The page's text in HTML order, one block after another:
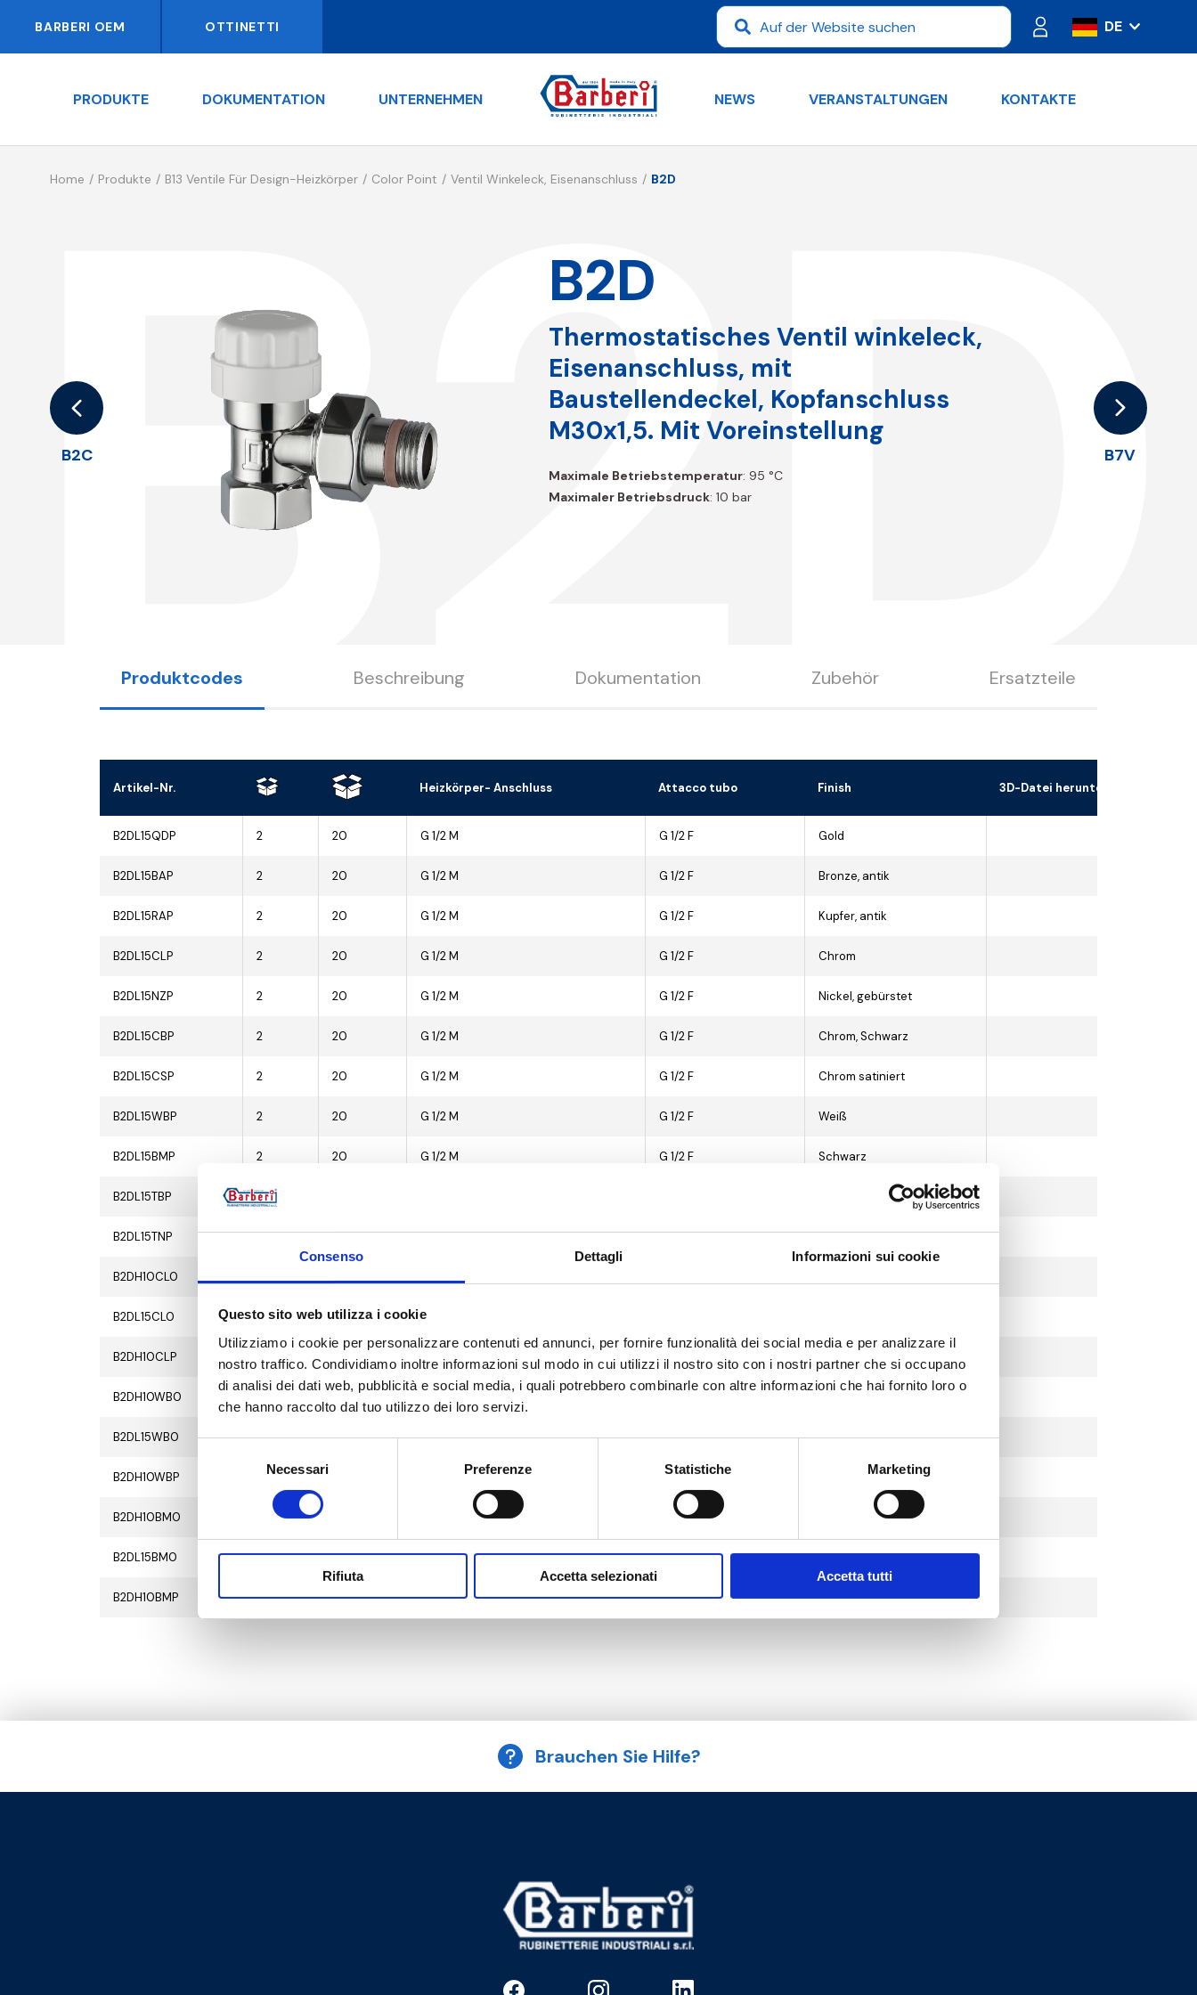
Consenso Dettagli Informazioni sui cookie
Questo sito web utilizza i cookie
Utilizziamo i cookie per personalizzare contenuti ed annunci, per fornire funzionalità dei social media e per analizzare il
nostro traffico. Condividiamo inoltre informazioni sul modo in cui utilizzi il nostro sito con i nostri partner che si occupano
di analisi dei dati web, pubblicità e social media, i quali potrebbero combinarle con altre informazioni che hai fornito loro o
che hanno raccolto dal tuo utilizzo dei loro servizi.
Necessari Preferenze Statistiche Marketing
Rifiuta Accetta selezionati Accetta tutti
BARBERI OEM OTTINETTI
DE
IT
PT
PRODUKTE DOKUMENTATION UNTERNEHMEN NEWS VERANSTALTUNGEN KONTAKTE
Home Produkte B13 Ventile Für Design-Heizkörper Color Point Ventil Winkeleck, Eisenanschluss B2D
B2D
B2C B7V
B2D
Thermostatisches Ventil winkeleck,
Eisenanschluss, mit
Baustellendeckel, Kopfanschluss
M30x1,5. Mit Voreinstellung
Maximale Betriebstemperatur: 95 °C
Maximaler Betriebsdruck: 10 bar
Produktcodes Beschreibung Dokumentation Zubehör Ersatzteile
Artikel-Nr. Heizkörper- Anschluss Attacco tubo Finish 3D-Datei herunterladen
B2DL15QDP 2 20 G 1/2 M G 1/2 F Gold
B2DL15BAP 2 20 G 1/2 M G 1/2 F Bronze, antik
B2DL15RAP 2 20 G 1/2 M G 1/2 F Kupfer, antik
B2DL15CLP 2 20 G 1/2 M G 1/2 F Chrom
B2DL15NZP 2 20 G 1/2 M G 1/2 F Nickel, gebürstet
B2DL15CBP 2 20 G 1/2 M G 1/2 F Chrom, Schwarz
B2DL15CSP 2 20 G 1/2 M G 1/2 F Chrom satiniert
B2DL15WBP 2 20 G 1/2 M G 1/2 F Weiß
B2DL15BMP 2 20 G 1/2 M G 1/2 F Schwarz
B2DL15TBP 2
B2DL15TNP 2 20 G 1/2 M G 1/2 F Voll schwarz
B2DH10CL0
B2DL15CL0 2 20 G 1/2 M
B2DH10CLP 2 20 G 3/8 M G 3/8 F Chrom
B2DH10WB0
B2DL15WB0 2 20 G 1/2 M G 1/2 F Weiß
B2DH10WBP G 3/8 F
B2DH10BM0 G 3/8 F
B2DL15BM0 2 20 G 1/2 M G 1/2 F Schwarz
B2DH10BMP 2 20 G 3/8 M G 3/8 F Schwarz
Brauchen Sie Hilfe?